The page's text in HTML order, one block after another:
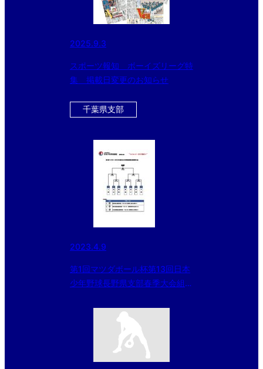
2025.9.3
スポーツ報知 ボーイズリーグ特
集 掲載日変更のお知らせ
千葉県支部
2023.4.9
第1回マツダボール杯第13回日本
少年野球長野県支部春季大会組み